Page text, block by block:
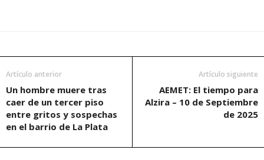
Artículo anterior
Un hombre muere tras
caer de un tercer piso
entre gritos y sospechas
en el barrio de La Plata
Artículo siguiente
AEMET: El tiempo para
Alzira – 10 de Septiembre
de 2025